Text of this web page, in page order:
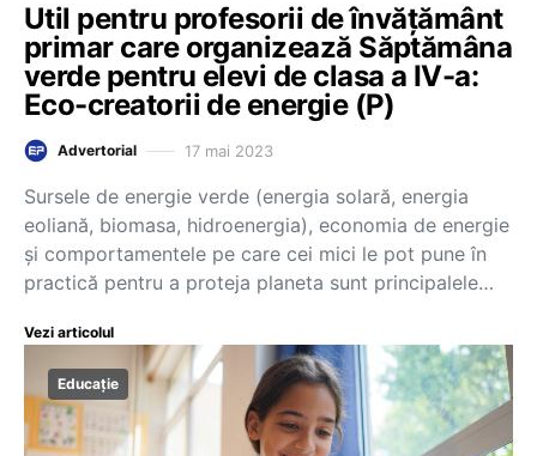
Util pentru profesorii de învățământ
primar care organizează Săptămâna
verde pentru elevi de clasa a IV-a:
Eco-creatorii de energie (P)
Advertorial 17 mai 2023
Sursele de energie verde (energia solară, energia
eoliană, biomasa, hidroenergia), economia de energie
și comportamentele pe care cei mici le pot pune în
practică pentru a proteja planeta sunt principalele…
Vezi articolul
Educație